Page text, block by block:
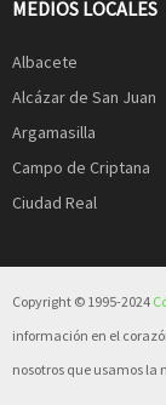
MEDIOS LOCALES
Albacete
Alcázar de San Juan
Argamasilla
Campo de Criptana
Ciudad Real
Copyright © 1995-2024
información en el
nosotros que usamos la